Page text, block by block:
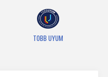
TOBB UYUM